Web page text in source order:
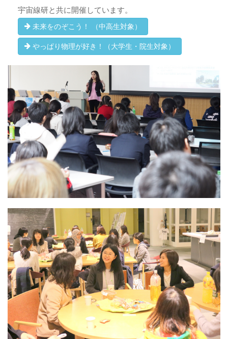
宇宙線研と共に開催しています。
未来をのぞこう！ （中高生対象）
やっぱり物理が好き！（大学生・院生対象）